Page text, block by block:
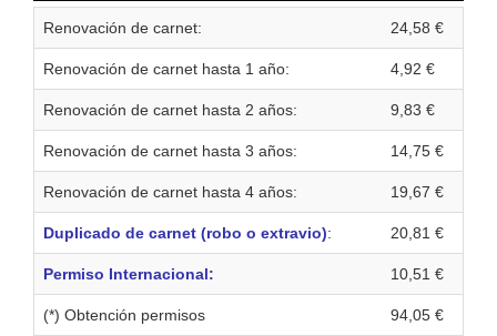
Renovación de carnet: 24,58 €
Renovación de carnet hasta 1 año: 4,92 €
Renovación de carnet hasta 2 años: 9,83 €
Renovación de carnet hasta 3 años: 14,75 €
Renovación de carnet hasta 4 años: 19,67 €
Duplicado de carnet (robo o extravio): 20,81 €
Permiso Internacional: 10,51 €
(*) Obtención permisos 94,05 €